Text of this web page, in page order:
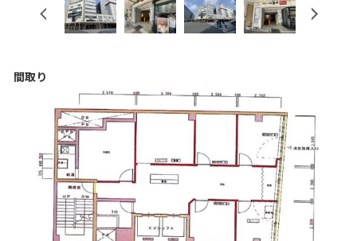
Previous
間取り